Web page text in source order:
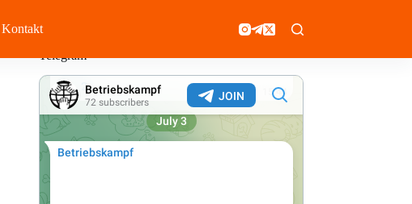
Kontakt
Telegram